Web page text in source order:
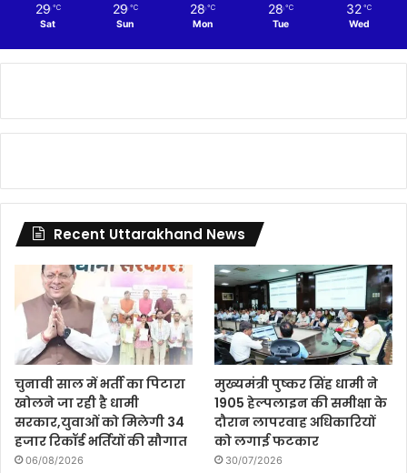
29 ℃
Sat
29 ℃
Sun
28 ℃
Mon
28 ℃
Tue
32 ℃
Wed
Recent Uttarakhand News
चुनावी साल में भर्ती का पिटारा
खोलने जा रही है धामी
सरकार,युवाओं को मिलेगी 34
हजार रिकॉर्ड भर्तियों की सौगात
06/08/2026
मुख्यमंत्री पुष्कर सिंह धामी ने
1905 हेल्पलाइन की समीक्षा के
दौरान लापरवाह अधिकारियों
को लगाई फटकार
30/07/2026